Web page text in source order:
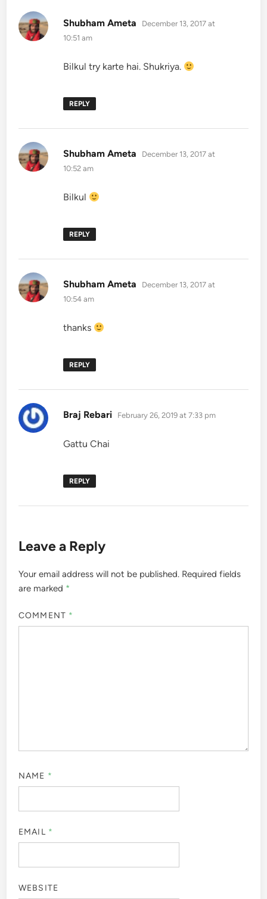
Shubham Ameta says:
December 13, 2017 at
10:51 am
Bilkul try karte hai. Shukriya.
REPLY
Shubham Ameta says:
December 13, 2017 at
10:52 am
Bilkul
REPLY
Shubham Ameta says:
December 13, 2017 at
10:54 am
thanks
REPLY
Braj Rebari says:
February 26, 2019 at 7:33 pm
Gattu Chai
REPLY
Leave a Reply
Your email address will not be published. Required fields
are marked *
COMMENT *
NAME *
EMAIL *
WEBSITE